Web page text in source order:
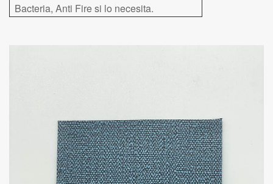
Bacteria, Anti Fire si lo necesita.